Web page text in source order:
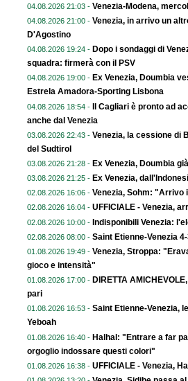
04.08.2026 21:03 - Venezia-Modena,
04.08.2026 21:00 - Venezia, in arrivo un
D'Agostino
04.08.2026 19:24 - Dopo i sondaggi di
squadra: firmerà con il PSV
04.08.2026 19:00 - Ex Venezia, Doumbia
Estrela Amadora-Sporting Lisbona
04.08.2026 18:54 - Il Cagliari è pronto ad
anche dal Venezia
03.08.2026 22:43 - Venezia, la cessione di
del Sudtirol
03.08.2026 21:28 - Ex Venezia, Doumbia
03.08.2026 21:25 - Ex Venezia,
02.08.2026 16:06 - Venezia, Sohm: "Arrivo
02.08.2026 16:04 - UFFICIALE - Venezia,
02.08.2026 10:00 - Indisponibili Venezia:
02.08.2026 08:00 - Saint Etienne-Venezia
01.08.2026 19:49 - Venezia, Stroppa:
gioco e intensità"
01.08.2026 17:00 - DIRETTA
pari
01.08.2026 16:53 - Saint Etienne-Venezia,
Yeboah
01.08.2026 16:40 - Halhal: "Entrare a far
orgoglio indossare questi colori"
01.08.2026 16:38 - UFFICIALE - Venezia,